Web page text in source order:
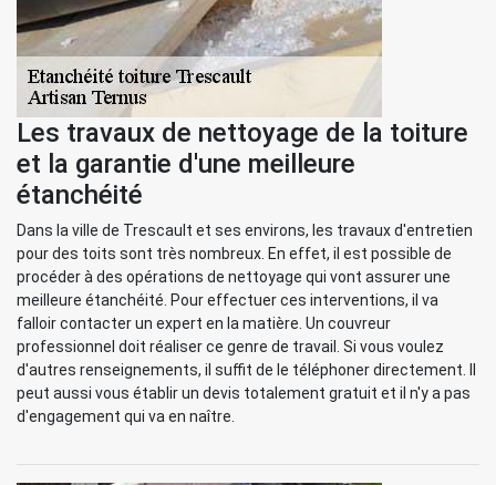
Les travaux de nettoyage de la toiture
et la garantie d'une meilleure
étanchéité
Dans la ville de Trescault et ses environs, les travaux d'entretien
pour des toits sont très nombreux. En effet, il est possible de
procéder à des opérations de nettoyage qui vont assurer une
meilleure étanchéité. Pour effectuer ces interventions, il va
falloir contacter un expert en la matière. Un couvreur
professionnel doit réaliser ce genre de travail. Si vous voulez
d'autres renseignements, il suffit de le téléphoner directement. Il
peut aussi vous établir un devis totalement gratuit et il n'y a pas
d'engagement qui va en naître.